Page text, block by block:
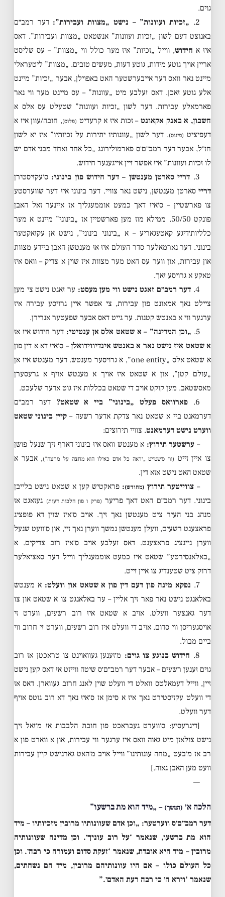
גוים.
2.
„זכיות ועוונות” – נישט „מצוות ועבירות”: דער רמב״ם
באנוצט דעם לשון „זכיות ועוונות” אנשטאט „מצוות ועבירות”. דאס
איז א חידוש, ווייל „זכיות” איז מער כולל ווי „מצוות” – עס שליסט
אריין אויך גוטע מידות, גוטע דעות, מעשים טובים. „מצוות” ליטעראלי
מיינט נאר וואס דער אייבערשטער האט באפוילן, אבער „זכיות” מיינט
אלע גוטע זאכן. דאס זעלבע מיט „עוונות” – עס מיינט מער ווי נאר
פארמאלע עבירות. דער לשון „זכיות ועוונות” שטעלט עס אלס א
חשבון, א באנק אקאונט – זכות איז א קרעדיט (פלוס), חובה/עוון איז א
דעפיציט (מינוס). דער לשון „עוונותיו יתירות על זכיותיו” איז יא לשון
חז״ל, אבער דער רמב״ם׳ס פארמולירונג „כל אחד ואחד מבני אדם יש
לו זכיות ועוונות” איז אפשר זיין אייגענער חידוש.
3. דריי סארטן מענטשן – דער חידוש פון בינוני: ס׳עקזיסטירן
דריי סארטן מענטשן, נישט נאר צוויי. דער בינוני איז דער שווערסטע
צו פארשטיין – ס׳איז דאך כמעט אוממעגליך אז איינער זאל האבן
פונקט 50/50. ממילא מוז מען פארשטיין אז „בינוני” מיינט א מער
כלליות׳דיגע קאטעגאריע – א „בינוני בינוני”, נישט אן עקזאקטער
בינוני. דער נארמאלער סדר העולם איז אז מענטשן האבן ביידע מצוות
און עבירות, און ווער עס האט מער מצוות איז שוין א צדיק – וואס איז
טאקע א גרויסע זאך.
4. דער רמב״ם זאגט נישט ווי מען מעסט: ער זאגט נישט צי מען
ציילט נאך אמאונט פון עבירות, צי אפשר איין גרויסע עבירה איז
ערגער ווי א באנטש קטנות. ער גייט דאס אבער שפעטער אנרירן.
5. „וכן המדינה” – א שטאט אלס אן ענטיטי: דער חידוש איז אז
א שטאט איז נישט נאר א באנטש אינדיווידואלן – ס׳איז דא א דין פון
א שטאט אלס „one entity”, א גרויסער מענטש. דער מענטש איז אן
„עולם קטן”, און א שטאט איז אויך א מענטש אויף א גרעסערן
מאסשטאב. מען קוקט אויב די שטאט בכללות איז גוט אדער שלעכט.
6.
פארוואס פעלט „בינוני” ביי א שטאט? דער רמב״ם
דערמאנט ביי א שטאט נאר צדקת אדער רשעה –קיין בינוני שטאט
ווערט נישט דערמאנט. צוויי תירוצים:
– ערשטער תירוץ: א מענטש וואס איז בינוני דארף זיך שנעל פושן
צו איין זייט (ווי ס׳שטייט „יראה כל אדם כאילו הוא מחצה על מחצה”), אבער א
שטאט האט נישט אזא דין.
– צווייטער תירוץ (מחודש): פראקטיש קען א שטאט נישט בלייבן
בינוני. דער רמב״ם האט דאך פריער (פרק ו פון הלכות דעות) געזאגט אז
מנהג בני העיר ציט מענטשן נאך זיך. אויב ס׳איז שוין דא פופציג
פראצענט רשעים, וועלן מענטשן נמשך ווערן נאך זיי, און ס׳וועט שנעל
ווערן ניינציג פראצענט. דאס זעלבע אויב ס׳איז רוב צדיקים. א
„באלאנסירטע” שטאט איז כמעט אוממעגליך ווייל דער סאציאלער
דרוק ציט שטענדיג צו איין זייט.
7. נפקא מינה פון דעם דין פון א שטאט און וועלט: א מענטש
באלאנגט נישט נאר פאר זיך אליין – ער באלאנגט צו א שטאט און צו
דער גאנצער וועלט. אויב א שטאט איז רוב רשעים, ווערט זי
אויסגעריסן ווי סדום. אויב די וועלט איז רוב רשעים, ווערט זי חרוב ווי
ביים מבול.
8. חידוש בנוגע צו גוים: מ׳זענען געוואוינט צו טראכטן אז רוב
גוים זענען רשעים – אבער דער רמב״ם׳ס שיטה ווייזט אז דאס קען נישט
זיין, ווייל דעמאלטס וואלט די וועלט שוין לאנג חרוב געווארן. דאס אז
די וועלט עקזיסטירט נאך איז א סימן אז ס׳איז נאך דא רוב גוטס אויף
דער וועלט.
[דיגרעסיע: ס׳ווערט געבראכט פון חובת הלבבות אז מ׳זאל זיך
נישט צולאזן מיט גאוה וואס איז ערגער ווי עבירות, און א ווארט פון א
רב אז מ׳בעט „מחה עונותינו” ווייל אויב מ׳האט גארנישט קיין עבירות
וועט מען האבן גאוה.]
—
הלכה א׳ (המשך) – „מיד הוא מת ברשעו”
דער רמב״ם׳ס ווערטער: „וכן אדם שעוונותיו מרובין מזכיותיו – מיד
הוא מת ברשעו, שנאמר ‘על רוב עוניך׳. וכן מדינה שעוונותיה
מרובין – מיד היא אובדת, שנאמר ‘זעקת סדום ועמורה כי רבה׳. וכן
כל העולם כולו – אם היו עוונותיהם מרובין, מיד הם נשחתים,
שנאמר ‘וירא ה׳ כי רבה רעת האדם׳.”